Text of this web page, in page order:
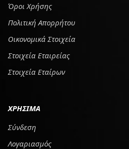
Όροι Χρήσης
Πολιτική Απορρήτου
Οικονομικά Στοιχεία
Στοιχεία Εταιρείας
Στοιχεία Εταίρων
ΧΡΗΣΙΜΑ
Σύνδεση
Λογαριασμός